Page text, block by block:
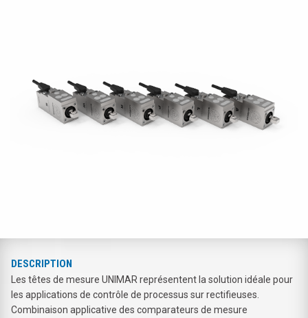
DESCRIPTION
Les têtes de mesure UNIMAR représentent la solution idéale pour
les applications de contrôle de processus sur rectifieuses.
Combinaison applicative des comparateurs de mesure